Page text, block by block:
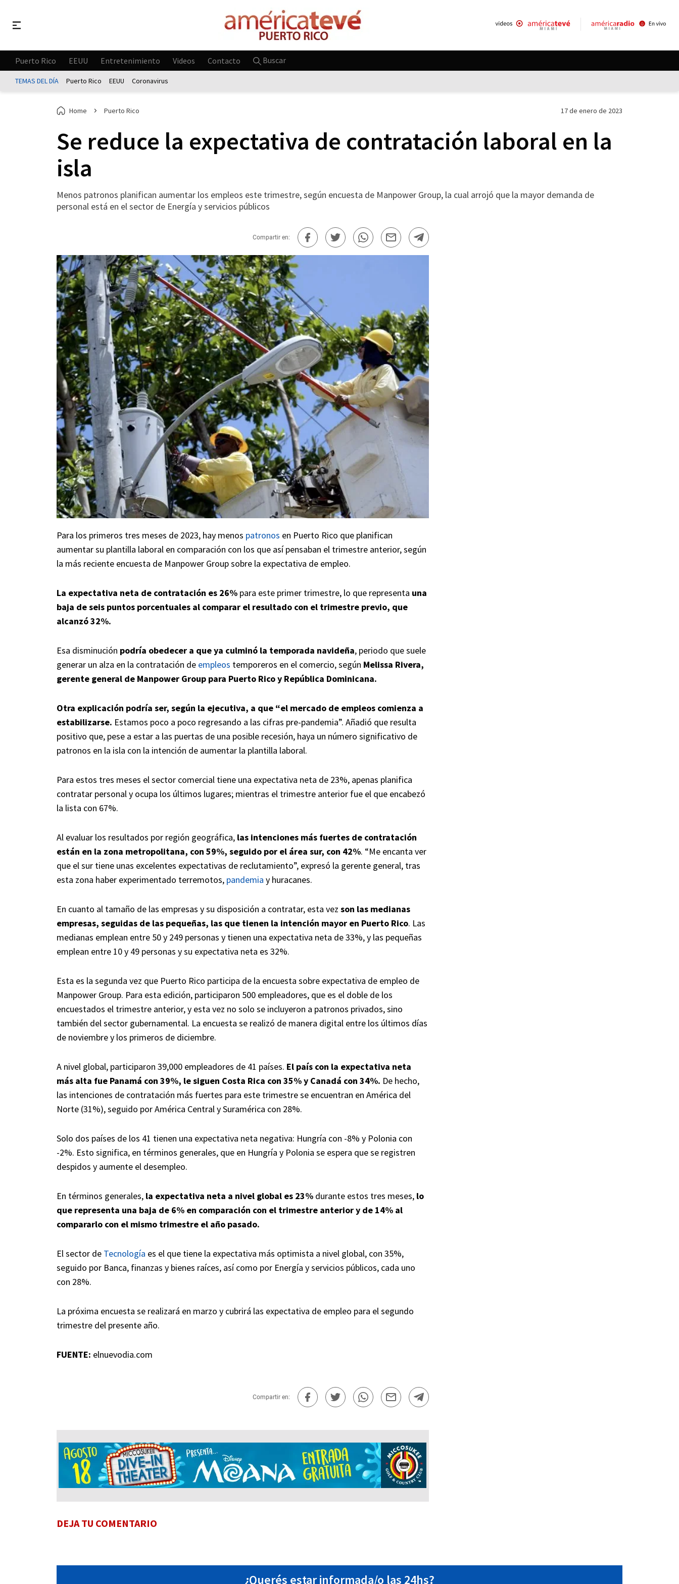
Puerto Rico EEUU Entretenimiento Videos Contacto Buscar
TEMAS DEL DÍA Puerto Rico EEUU Coronavirus
Home Puerto Rico 17 de enero de 2023
Se reduce la expectativa de contratación laboral en la
isla
Menos patronos planifican aumentar los empleos este trimestre, según encuesta de Manpower Group, la cual arrojó que la mayor demanda de
personal está en el sector de Energía y servicios públicos
Compartir en:
Para los primeros tres meses de 2023, hay menos patronos en Puerto Rico que planifican
aumentar su plantilla laboral en comparación con los que así pensaban el trimestre anterior, según
la más reciente encuesta de Manpower Group sobre la expectativa de empleo.
La expectativa neta de contratación es 26% para este primer trimestre, lo que representa una
baja de seis puntos porcentuales al comparar el resultado con el trimestre previo, que
alcanzó 32%.
Esa disminución podría obedecer a que ya culminó la temporada navideña, periodo que suele
generar un alza en la contratación de empleos temporeros en el comercio, según Melissa Rivera,
gerente general de Manpower Group para Puerto Rico y República Dominicana.
Otra explicación podría ser, según la ejecutiva, a que “el mercado de empleos comienza a
estabilizarse. Estamos poco a poco regresando a las cifras pre-pandemia”. Añadió que resulta
positivo que, pese a estar a las puertas de una posible recesión, haya un número significativo de
patronos en la isla con la intención de aumentar la plantilla laboral.
Para estos tres meses el sector comercial tiene una expectativa neta de 23%, apenas planifica
contratar personal y ocupa los últimos lugares; mientras el trimestre anterior fue el que encabezó
la lista con 67%.
Al evaluar los resultados por región geográfica, las intenciones más fuertes de contratación
están en la zona metropolitana, con 59%, seguido por el área sur, con 42%. “Me encanta ver
que el sur tiene unas excelentes expectativas de reclutamiento”, expresó la gerente general, tras
esta zona haber experimentado terremotos, pandemia y huracanes.
En cuanto al tamaño de las empresas y su disposición a contratar, esta vez son las medianas
empresas, seguidas de las pequeñas, las que tienen la intención mayor en Puerto Rico. Las
medianas emplean entre 50 y 249 personas y tienen una expectativa neta de 33%, y las pequeñas
emplean entre 10 y 49 personas y su expectativa neta es 32%.
Esta es la segunda vez que Puerto Rico participa de la encuesta sobre expectativa de empleo de
Manpower Group. Para esta edición, participaron 500 empleadores, que es el doble de los
encuestados el trimestre anterior, y esta vez no solo se incluyeron a patronos privados, sino
también del sector gubernamental. La encuesta se realizó de manera digital entre los últimos días
de noviembre y los primeros de diciembre.
A nivel global, participaron 39,000 empleadores de 41 países. El país con la expectativa neta
más alta fue Panamá con 39%, le siguen Costa Rica con 35% y Canadá con 34%. De hecho,
las intenciones de contratación más fuertes para este trimestre se encuentran en América del
Norte (31%), seguido por América Central y Suramérica con 28%.
Solo dos países de los 41 tienen una expectativa neta negativa: Hungría con -8% y Polonia con
-2%. Esto significa, en términos generales, que en Hungría y Polonia se espera que se registren
despidos y aumente el desempleo.
En términos generales, la expectativa neta a nivel global es 23% durante estos tres meses, lo
que representa una baja de 6% en comparación con el trimestre anterior y de 14% al
compararlo con el mismo trimestre el año pasado.
El sector de Tecnología es el que tiene la expectativa más optimista a nivel global, con 35%,
seguido por Banca, finanzas y bienes raíces, así como por Energía y servicios públicos, cada uno
con 28%.
La próxima encuesta se realizará en marzo y cubrirá las expectativa de empleo para el segundo
trimestre del presente año.
FUENTE: elnuevodia.com
Compartir en:
DEJA TU COMENTARIO
¿Querés estar informada/o las 24hs?